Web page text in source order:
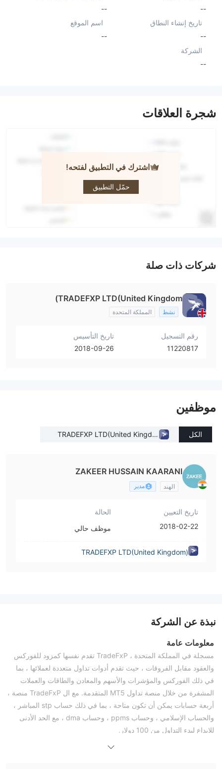
--
--
تاريخ إنشاء النطاق
--
اسم الموقع
--
الشركة
--
شجرة العلاقات
اشترك في التطبيق لفتحه!
حمّل التطبيق
شركات ذات صلة
TRADEFXP LTD(United Kingdom)
نشط المملكة المتحدة
رقم التسجيل
11220817
تاريخ التأسيس
2018-09-26
موظفين
الكل
TRADEFXP LTD(United Kingdo
ZAKEER HUSSAIN KAARANI
الهند مدير
تاريخ التعيين
2018-02-22
الحالة
موظف حالي
TRADEFXP LTD(United Kingdom)
نبذة عن الشركة
معلومات عامة
مسجلة في المملكة المتحدة ، TradeFxP تقدم نفسها كمزود للفوركس
والعقود مقابل الفروقات ، حيث تقدم أدوات تداول متعددة لعملائها ، بما
في ذلك الفوركس والمؤشرات والأسهم والمعادن والطاقات والعملات
المشفرة من خلال منصة تداول MT5 المتقدمة. مع ال TradeFxP منصة ،
أربعة حسابات يمكن أن تكون متاحة ، بما في ذلك حساب stp المباشر ،
والحساب الإسلامي ، وحساب ppms ، وحساب dma ، مع الحد الأدنى
للإيداع لبدء التداول من 100 دولار.